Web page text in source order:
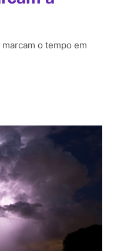
o tempo em